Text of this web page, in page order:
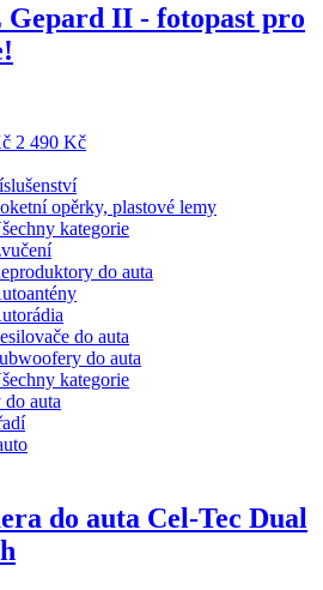
Gepard II - fotopast pro
2 490 Kč
opěrky, plastové lemy
kategorie
do auta
do auta
do auta
kategorie
auta
do auta Cel-Tec Dual